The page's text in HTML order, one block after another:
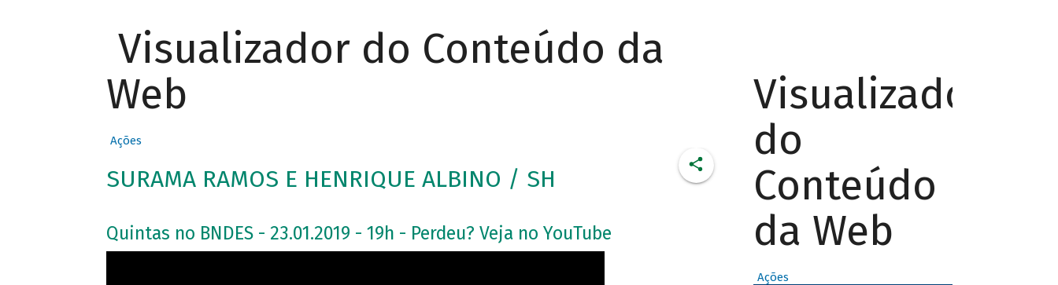
Visualizador do Conteúdo da
Web
Ações
SURAMA RAMOS E HENRIQUE ALBINO / SH
Quintas no BNDES - 23.01.2019 - 19h - Perdeu? Veja no YouTube
Visualizador
do
Conteúdo
da Web
Ações